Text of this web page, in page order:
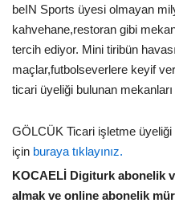
beIN Sports üyesi olmayan
kahvehane,restoran gibi
tercih ediyor. Mini tiribün
maçlar,futbolseverlere keyif
ticari üyeliği bulunan
GÖLCÜK Ticari işletme üyeliği
için buraya tıklayınız.
KOCAELİ Digiturk abonelik
almak ve online abonelik